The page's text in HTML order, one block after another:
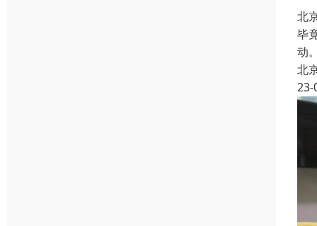
北
毕
动
北
23-